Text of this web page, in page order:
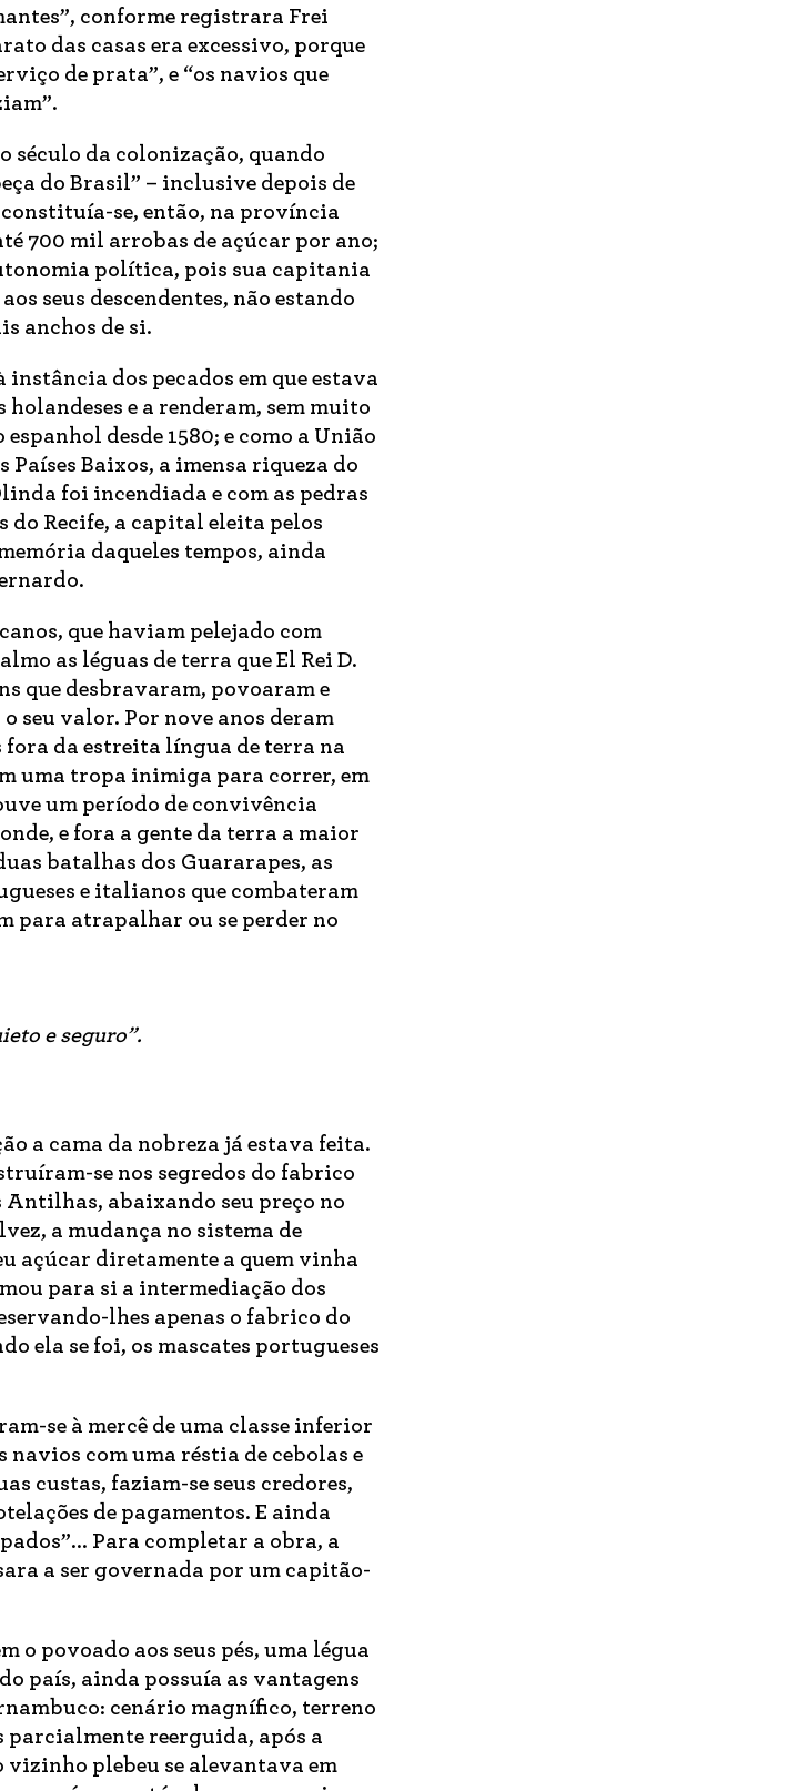
conforme registrara Frei
das casas era excessivo, porque
de prata”, e “os navios que
século da colonização, quando
do Brasil” – inclusive depois de
se, então, na província
700 mil arrobas de açúcar por ano;
política, pois sua capitania
seus descendentes, não estando
anchos de si.
dos pecados em que estava
e a renderam, sem muito
desde 1580; e como a União
Baixos, a imensa riqueza do
foi incendiada e com as pedras
do Recife, a capital eleita pelos
daqueles tempos, ainda
que haviam pelejado com
as léguas de terra que El Rei D.
que desbravaram, povoaram e
seu valor. Por nove anos deram
fora da estreita língua de terra na
uma tropa inimiga para correr, em
um período de convivência
e fora a gente da terra a maior
batalhas dos Guararapes, as
e italianos que combateram
para atrapalhar ou se perder no
e seguro”.
a cama da nobreza já estava feita.
se nos segredos do fabrico
Antilhas, abaixando seu preço no
a mudança no sistema de
açúcar diretamente a quem vinha
para si a intermediação dos
lhes apenas o fabrico do
ela se foi, os mascates portugueses
se à mercê de uma classe inferior
navios com uma réstia de cebolas e
custas, faziam-se seus credores,
de pagamentos. E ainda
Para completar a obra, a
a ser governada por um capitão-
o povoado aos seus pés, uma légua
país, ainda possuía as vantagens
cenário magnífico, terreno
parcialmente reerguida, após a
vizinho plebeu se alevantava em